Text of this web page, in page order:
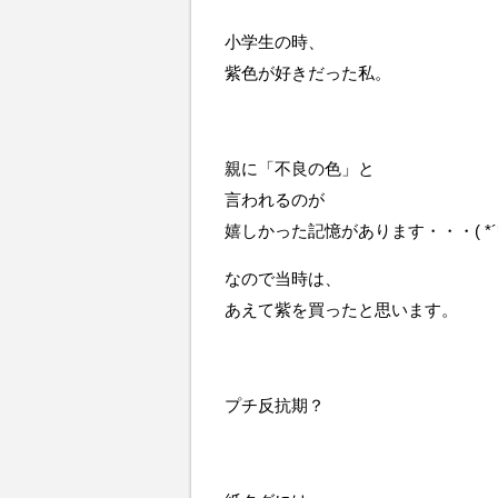
小学生の時、
紫色が好きだった私。
親に「不良の色」と
言われるのが
嬉しかった記憶があります・・・(
なので当時は、
あえて紫を買ったと思います。
プチ反抗期？